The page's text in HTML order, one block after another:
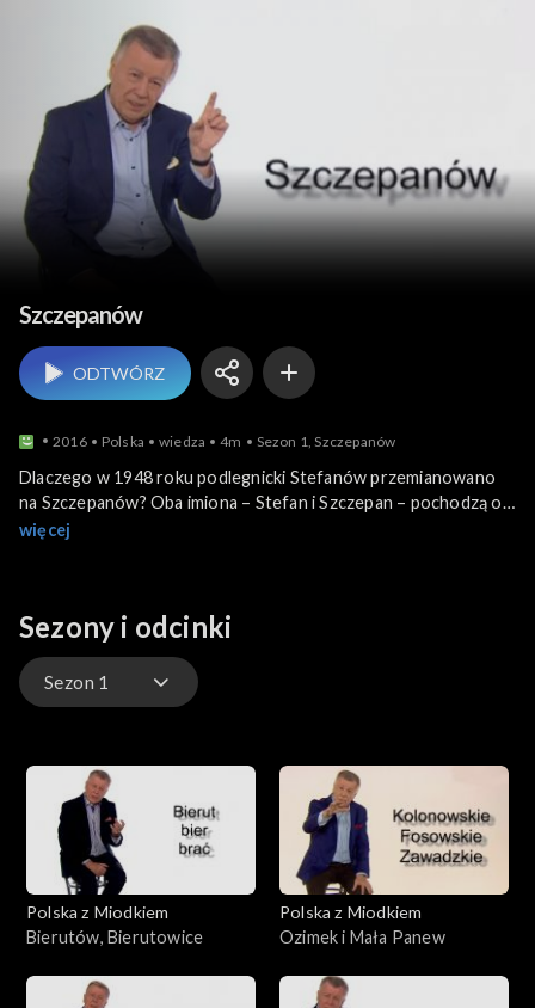
Szczepanów
ODTWÓRZ
2016 Polska wiedza 4m Sezon 1, Szczepanów
Dlaczego w 1948 roku podlegnicki Stefanów przemianowano
na Szczepanów? Oba imiona – Stefan i Szczepan – pochodzą od
tego samego greckiego słowa „stefanos”, które oznacza
więcej
Sezony i odcinki
Sezon 1
Polska z Miodkiem
Bierutów, Bierutowice
Polska z Miodkiem
Ozimek i Mała Panew